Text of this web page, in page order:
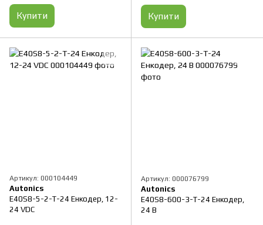
Купити Купити
Артикул: 000104449
Autonics
E40S8-5-2-T-24 Енкодер, 12-
24 VDC
Артикул: 000076799
Autonics
E40S8-600-3-T-24 Енкодер,
24 B